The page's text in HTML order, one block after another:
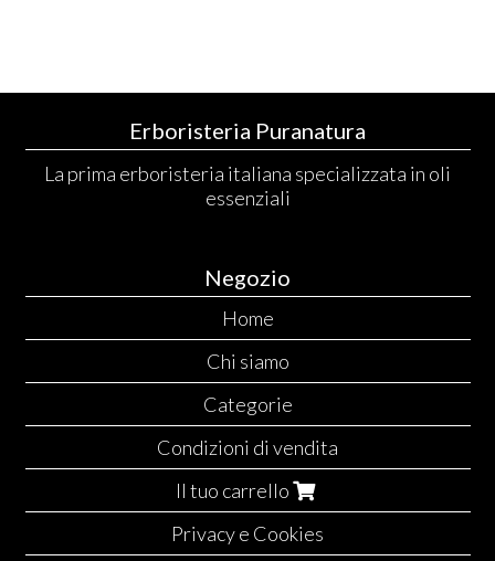
Erboristeria Puranatura
La prima erboristeria italiana specializzata in oli
essenziali
Negozio
Home
Chi siamo
Categorie
Condizioni di vendita
Il tuo carrello
Privacy e Cookies